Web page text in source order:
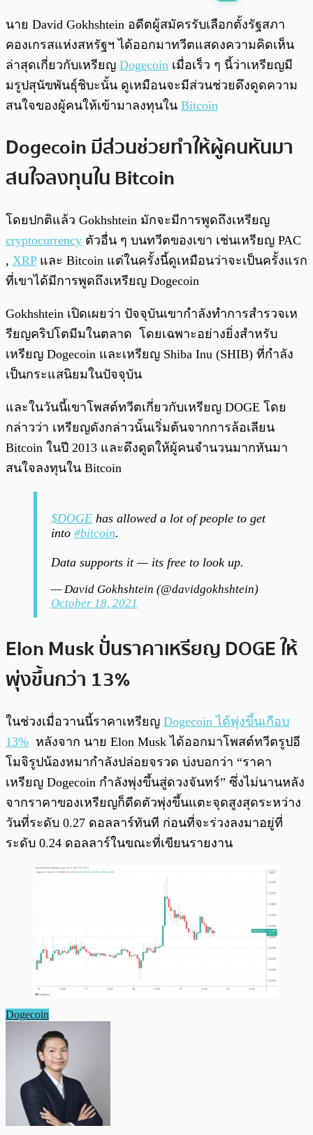
0:00/
นาย David Gokhshtein อดีตผู้สมัครรับเลือกตั้งรัฐสภา
คองเกรสแห่งสหรัฐฯ ได้ออกมาทวีตแสดงความคิดเห็น
ล่าสุดเกี่ยวกับเหรียญ Dogecoin เมื่อเร็ว ๆ นี้ว่าเหรียญมี
มรูปสุนัขพันธุ์ชิบะนั้น ดูเหมือนจะมีส่วนช่วยดึงดูดความ
สนใจของผู้คนให้เข้ามาลงทุนใน Bitcoin
Dogecoin มีส่วนช่วยทำให้ผู้คนหันมา
สนใจลงทุนใน Bitcoin
โดยปกติแล้ว Gokhshtein มักจะมีการพูดถึงเหรียญ
cryptocurrency ตัวอื่น ๆ บนทวีตของเขา เช่นเหรียญ PAC
, XRPและ Bitcoin แต่ในครั้งนี้ดูเหมือนว่าจะเป็นครั้งแรก
ที่เขาได้มีการพูดถึงเหรียญ Dogecoin
Gokhshtein เปิดเผยว่า ปัจจุบันเขากำลังทำการสำรวจเห
รียญคริปโตมีมในตลาด โดยเฉพาะอย่างยิ่งสำหรับ
เหรียญ Dogecoin และเหรียญ Shiba Inu (SHIB) ที่กำลัง
เป็นกระแสนิยมในปัจจุบัน
และในวันนี้เขาโพสต์ทวีตเกี่ยวกับเหรียญ DOGE โดย
กล่าวว่า เหรียญดังกล่าวนั้นเริ่มต้นจากการล้อเลียน
Bitcoin ในปี 2013 และดึงดูดให้ผู้คนจำนวนมากหันมา
สนใจลงทุนใน Bitcoin
$DOGE has allowed a lot of people to get
into #bitcoin.
Data supports it — its free to look up.
— David Gokhshtein (@davidgokhshtein)
October 18, 2021
Elon Musk ปั่นราคาเหรียญ DOGE ให้
พุ่งขึ้นกว่า 13%
ในช่วงเมื่อวานนี้ราคาเหรียญ Dogecoin ได้พุ่งขึ้นเกือบ
13% หลังจาก นาย Elon Musk ได้ออกมาโพสต์ทวีตรูปอี
โมจิรูปน้องหมากำลังปล่อยจรวด บ่งบอกว่า “ราคา
เหรียญ Dogecoin กำลังพุ่งขึ้นสู่ดวงจันทร์” ซึ่งไม่นานหลัง
จากราคาของเหรียญก็ดีดตัวพุ่งขึ้นแตะจุดสูงสุดระหว่าง
วันที่ระดับ 0.27 ดอลลาร์ทันที ก่อนที่จะร่วงลงมาอยู่ที่
ระดับ 0.24 ดอลลาร์ในขณะที่เขียนรายงาน
Dogecoin